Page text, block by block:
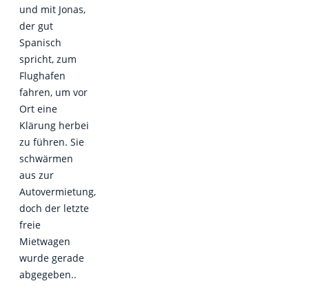
und mit Jonas,
der gut
Spanisch
spricht, zum
Flughafen
fahren, um vor
Ort eine
Klärung herbei
zu führen. Sie
schwärmen
aus zur
Autovermietung,
doch der letzte
freie
Mietwagen
wurde gerade
abgegeben..